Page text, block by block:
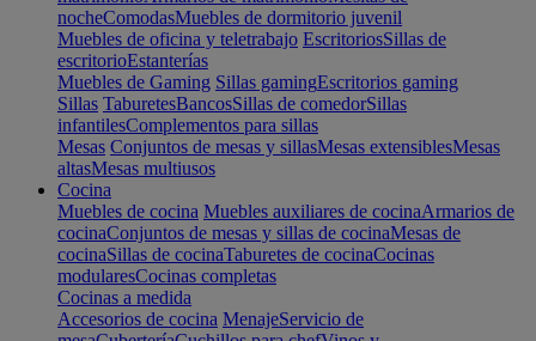
nocheComodasMuebles de dormitorio juvenil
Muebles de oficina y teletrabajo EscritoriosSillas de
escritorioEstanterías
Muebles de Gaming Sillas gamingEscritorios gaming
Sillas TaburetesBancosSillas de comedorSillas
infantilesComplementos para sillas
Mesas Conjuntos de mesas y sillasMesas extensiblesMesas
altasMesas multiusos
Cocina
Muebles de cocina Muebles auxiliares de cocinaArmarios de
cocinaConjuntos de mesas y sillas de cocinaMesas de
cocinaSillas de cocinaTaburetes de cocinaCocinas
modularesCocinas completas
Cocinas a medida
Accesorios de cocina MenajeServicio de